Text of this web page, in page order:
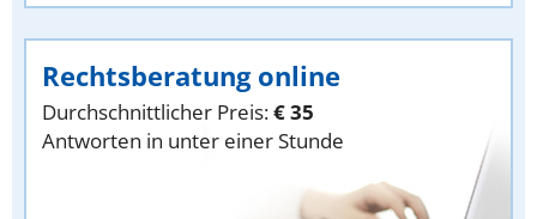
Rechtsberatung online
Durchschnittlicher Preis:€ 35
Antworten in unter einer Stunde